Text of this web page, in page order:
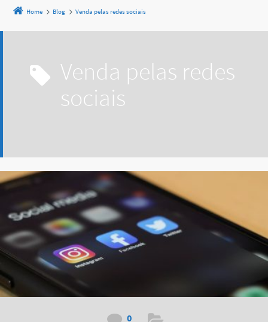
Home Blog Venda pelas redes sociais
Venda pelas redes
sociais
0